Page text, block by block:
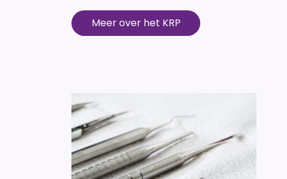
Meer over het KRP